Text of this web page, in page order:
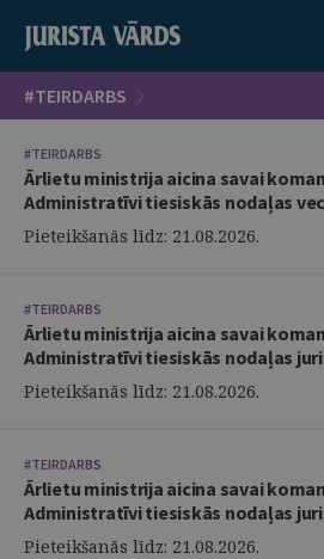
#TEIRDARBS
#TEIRDARBS
Ārlietu ministrija aicina savai
Administratīvi tiesiskās nodaļas
Pieteikšanās līdz: 21.08.2026.
#TEIRDARBS
Ārlietu ministrija aicina savai
Administratīvi tiesiskās nodaļas
Pieteikšanās līdz: 21.08.2026.
#TEIRDARBS
Ārlietu ministrija aicina savai
Administratīvi tiesiskās nodaļas
Pieteikšanās līdz: 21.08.2026.